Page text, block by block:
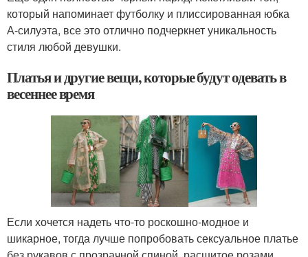
который напоминает футболку и плиссированная юбка
А-силуэта, все это отлично подчеркнет уникальность
стиля любой девушки.
Платья и другие вещи, которые будут одевать в
весеннее время
Если хочется надеть что-то роскошно-модное и
шикарное, тогда лучше попробовать сексуальное платье